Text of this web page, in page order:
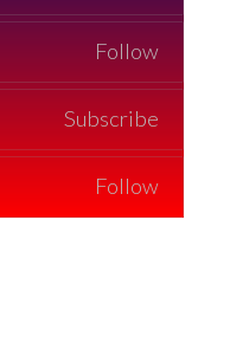
Follow
Subscribe
Follow